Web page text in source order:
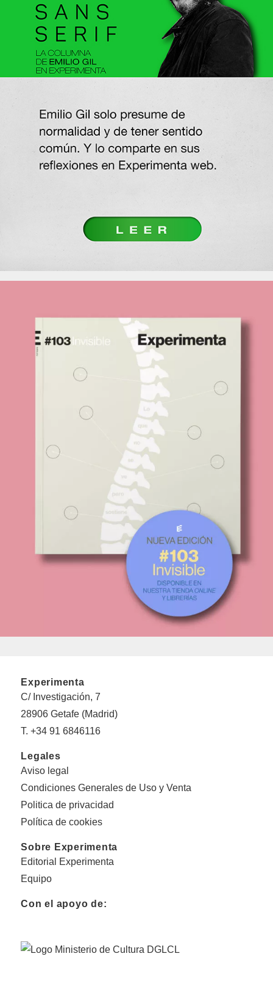
Experimenta
C/ Investigación, 7
28906 Getafe (Madrid)
T. +34 91 6846116
Legales
Aviso legal
Condiciones Generales de Uso y Venta
Politica de privacidad
Política de cookies
Sobre Experimenta
Editorial Experimenta
Equipo
Con el apoyo de: